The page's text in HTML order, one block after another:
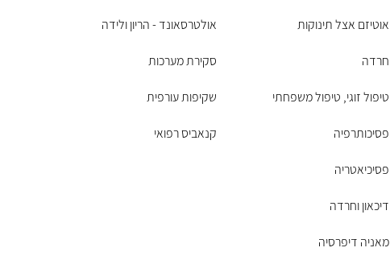
אוטיזם אצל תינוקות
חרדה
טיפול זוגי, טיפול משפחתי
פסיכותרפיה
פסיכיאטריה
דיכאון וחרדה
מאניה דיפרסיה
אולטרסאונד - הריון ולידה
סקירת מערכות
שקיפות עורפית
קנאביס רפואי